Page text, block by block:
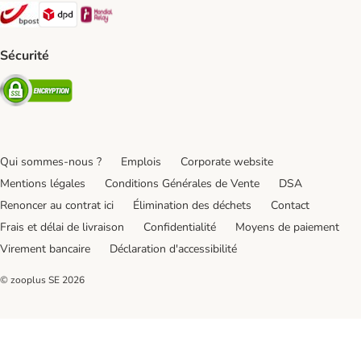
Bpost Shipping Method
DPD Shipping Method
Sécurité
Security
Qui sommes-nous ? Emplois
Corporate website
Mentions légales
Conditions Générales de Vente
DSA
Renoncer au contrat ici
Élimination des déchets
Contact
Frais et délai de livraison
Confidentialité
Moyens de paiement
Virement bancaire
Déclaration d'accessibilité
© zooplus SE 2026